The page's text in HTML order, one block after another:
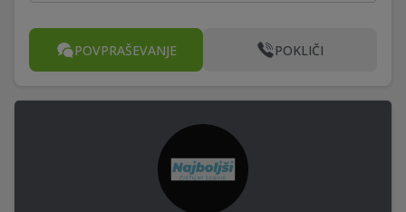
POVPRAŠEVANJE POKLIČI